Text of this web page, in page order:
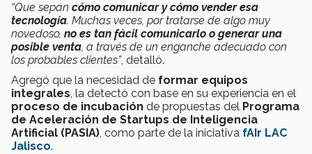
“Que sepan cómo comunicar y cómo vender esa
tecnología. Muchas veces, por tratarse de algo muy
novedoso, no es tan fácil comunicarlo o generar una
posible venta, a través de un enganche adecuado con
los probables clientes”, detalló.
Agregó que la necesidad de formar equipos
integrales, la detectó con base en su experiencia en el
proceso de incubación de propuestas del Programa
de Aceleración de Startups de Inteligencia
Artificial (PASIA), como parte de la iniciativa fAIr LAC
Jalisco.